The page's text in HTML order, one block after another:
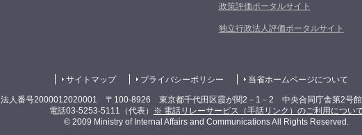
政策評価ポータルサイト
独立行政法人評価ポータルサイト
サイトマップ プライバシーポリシー 当省ホームページについて
法人番号2000012020001 〒100-8926 東京都千代田区霞が関2－1－2 中央合同庁舎第2号
電話03-5253-5111（代表）
※ 電話リレーサービス（手話リンク）のご利用につい
© 2009 Ministry of Internal Affairs and Communications All Rights Reserved.